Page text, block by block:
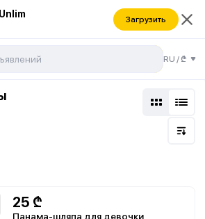
Загрузить
RU /₾
25 ₾
Панама-шляпа для девочки